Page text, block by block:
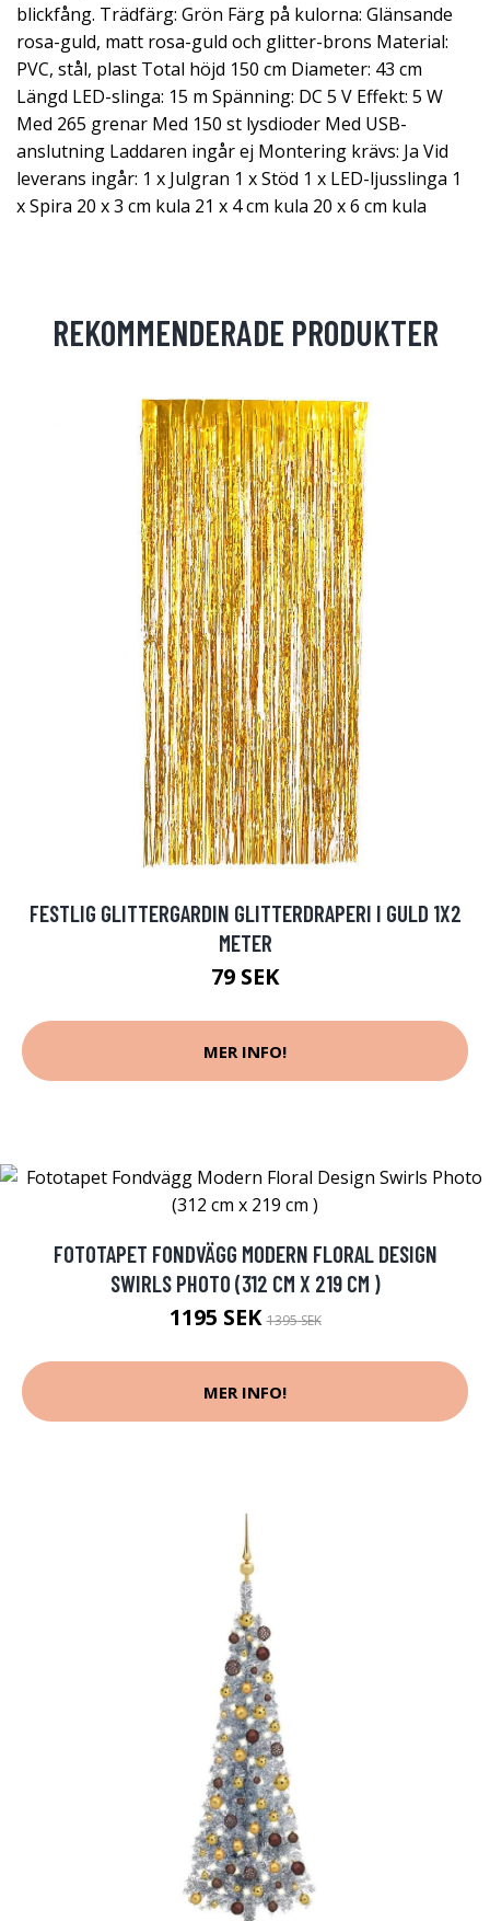
blickfång. Trädfärg: Grön Färg på kulorna: Glänsande
rosa-guld, matt rosa-guld och glitter-brons Material:
PVC, stål, plast Total höjd 150 cm Diameter: 43 cm
Längd LED-slinga: 15 m Spänning: DC 5 V Effekt: 5 W
Med 265 grenar Med 150 st lysdioder Med USB-
anslutning Laddaren ingår ej Montering krävs: Ja Vid
leverans ingår: 1 x Julgran 1 x Stöd 1 x LED-ljusslinga 1
x Spira 20 x 3 cm kula 21 x 4 cm kula 20 x 6 cm kula
REKOMMENDERADE PRODUKTER
FESTLIG GLITTERGARDIN GLITTERDRAPERI I GULD 1X2
METER
79 SEK
MER INFO!
FOTOTAPET FONDVÄGG MODERN FLORAL DESIGN
SWIRLS PHOTO (312 CM X 219 CM )
1195 SEK1395 SEK
MER INFO!